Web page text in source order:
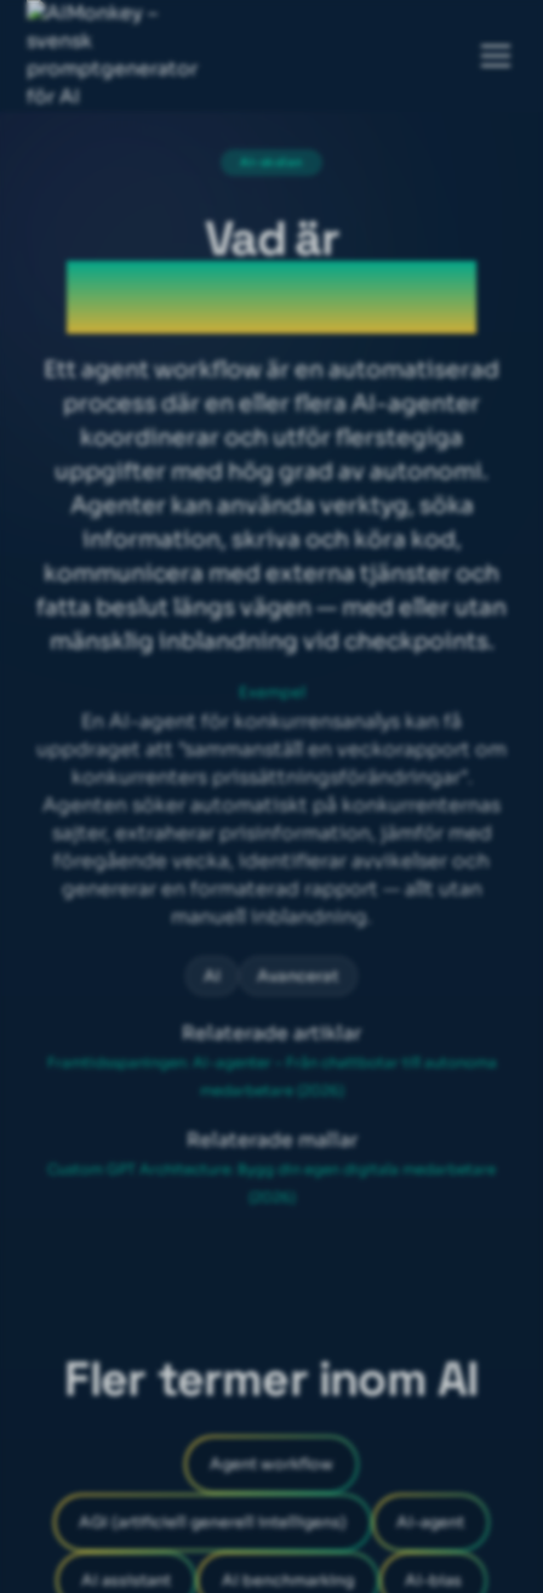
AI-skolan
Vad är
Agent workflow
Ett agent workflow är en automatiserad
process där en eller flera AI-agenter
koordinerar och utför flerstegiga
uppgifter med hög grad av autonomi.
Agenter kan använda verktyg, söka
information, skriva och köra kod,
kommunicera med externa tjänster och
fatta beslut längs vägen — med eller utan
mänsklig inblandning vid checkpoints.
Exempel
En AI-agent för konkurrensanalys kan få
uppdraget att "sammanställ en veckorapport om
konkurrenters prissättningsförändringar".
Agenten söker automatiskt på konkurrenternas
sajter, extraherar prisinformation, jämför med
föregående vecka, identifierar avvikelser och
genererar en formaterad rapport — allt utan
manuell inblandning.
AI Avancerat
Relaterade artiklar
Framtidsspaningen: AI-agenter – Från chattbotar till autonoma
medarbetare (2026)
Relaterade mallar
Custom GPT Architecture: Bygg din egen digitala medarbetare
Fler termer inom AI
Agent workflow
AGI (artificiell generell intelligens) AI-agent
AI assistant AI benchmarking AI-bias